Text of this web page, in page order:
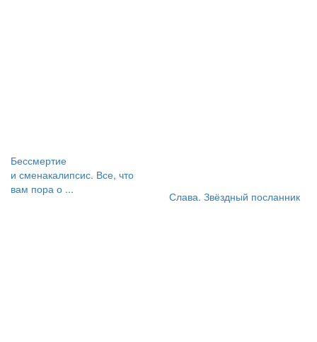
Бессмертие
и сменакалипсис. Все, что
вам пора о ...
Слава. Звёздный посланник